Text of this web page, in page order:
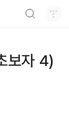
보자 4)